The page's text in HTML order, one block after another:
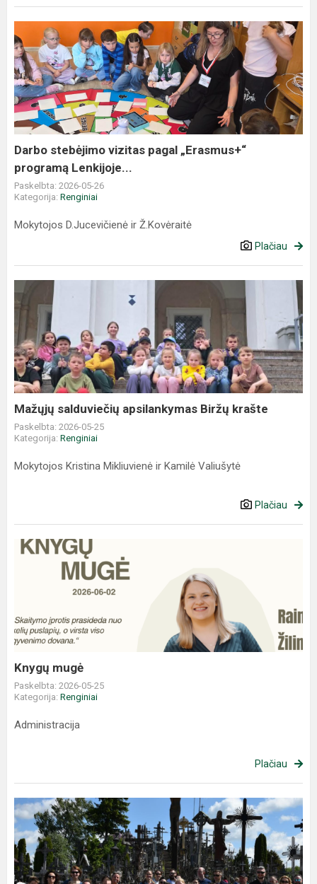
Darbo stebėjimo vizitas pagal „Erasmus+“
programą Lenkijoje...
Paskelbta: 2026-05-26
Kategorija: Renginiai
Mokytojos D.Jucevičienė ir Ž.Kovėraitė
Plačiau
Mažųjų salduviečių apsilankymas Biržų krašte
Paskelbta: 2026-05-25
Kategorija: Renginiai
Mokytojos Kristina Mikliuvienė ir Kamilė Valiušytė
Plačiau
Knygų mugė
Paskelbta: 2026-05-25
Kategorija: Renginiai
Administracija
Plačiau